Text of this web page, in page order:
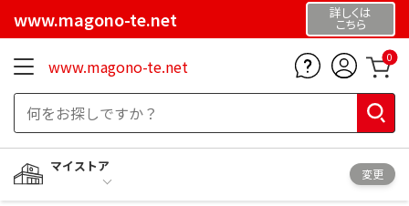
www.magono-te.net 詳しくは
こちら
www.magono-te.net 0
マイストア
変更